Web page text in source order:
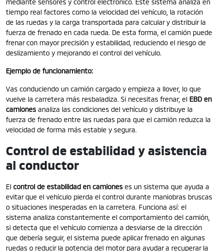
mediante sensores y control electrónico. Este sistema analiza en
tiempo real factores como la velocidad del vehículo, la rotación
de las ruedas y la carga transportada para calcular y distribuir la
fuerza de frenado en cada rueda. De esta forma, el camión puede
frenar con mayor precisión y estabilidad, reduciendo el riesgo de
deslizamiento y mejorando el control del vehículo.
Ejemplo de funcionamiento:
Vas conduciendo un camión cargado y empieza a llover, lo que
vuelve la carretera más resbaladiza. Si necesitas frenar, el EBD en
camiones analiza las condiciones del vehículo y distribuye la
fuerza de frenado entre las ruedas para que el camión reduzca la
velocidad de forma más estable y segura.
Control de estabilidad y asistencia
al conductor
El control de estabilidad en camiones es un sistema que ayuda a
evitar que el vehículo pierda el control durante maniobras bruscas
o situaciones inesperadas en la carretera. Funciona así: el
sistema analiza constantemente el comportamiento del camión,
si detecta que el vehículo comienza a desviarse de la dirección
que debería seguir, el sistema puede aplicar frenado en algunas
ruedas o reducir la potencia del motor para ayudar a recuperar la